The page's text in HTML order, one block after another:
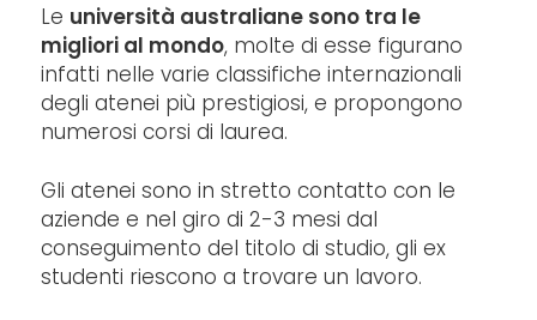
Le università australiane sono tra le
migliori al mondo, molte di esse figurano
infatti nelle varie classifiche internazionali
degli atenei più prestigiosi, e propongono
numerosi corsi di laurea.
Gli atenei sono in stretto contatto con le
aziende e nel giro di 2-3 mesi dal
conseguimento del titolo di studio, gli ex
studenti riescono a trovare un lavoro.